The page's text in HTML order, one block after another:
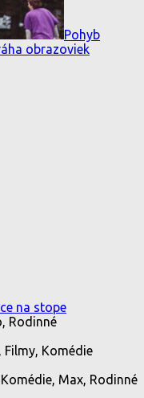
Pohyb
obrazoviek
na stope
Rodinné
Filmy, Komédie
Max, Rodinné